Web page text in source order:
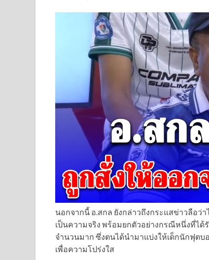
นอกจากนี้ อ.สกล ยังกล่าวถึงกระแสข่าวลือว่
เป็นความจริง พร้อมยกตัวอย่างกรณีหนึ่งที่ได้
จำนวนมาก ซึ่งตนได้นำมาแบ่งให้เด็กนักฟุตบ
เพื่อความโปร่งใส